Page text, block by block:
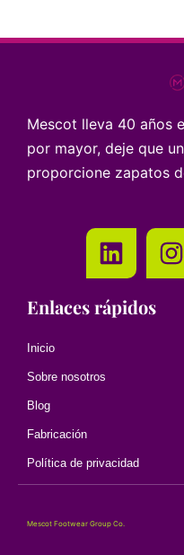
Mescot lleva 40 años
por mayor, deje que
proporcione zapatos
Enlaces rápidos
Inicio
Sobre nosotros
Blog
Fabricación
Política de privacidad
Mescot Footwear Group Co.